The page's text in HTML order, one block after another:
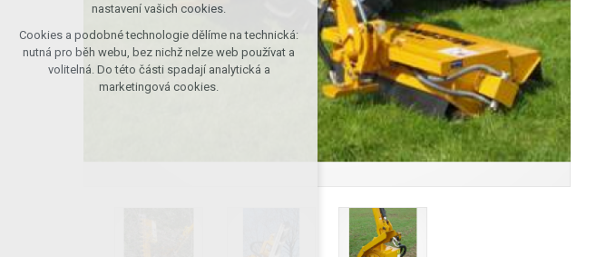
Přijmout všechny cookies
Odmítnout vše
nastavení vašich cookies.
Cookies a podobné technologie dělíme na technická:
nutná pro běh webu, bez nichž nelze web používat a
volitelná. Do této části spadají analytická a
marketingová cookies.